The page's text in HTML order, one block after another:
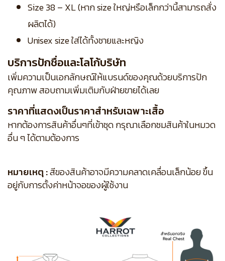
Size 38 – XL (หาก size ใหญ่หรือเล็กกว่านี้สามารถสั่ง
ผลิตได้)
Unisex size ใส่ได้ทั้งชายและหญิง
บริการปักชื่อและโลโก้บริษัท
เพิ่มความเป็นเอกลักษณ์ให้แบรนด์ของคุณด้วยบริการปัก
คุณภาพ สอบถามเพิ่มเติมกับฝ่ายขายได้เลย
ราคาที่แสดงเป็นราคาสำหรับเฉพาะเสื้อ
หากต้องการสินค้าอื่นๆที่เข้าชุด กรุณาเลือกชมสินค้าในหมวด
อื่น ๆ ได้ตามต้องการ
หมายเหตุ :สีของสินค้าอาจมีความคลาดเคลื่อนเล็กน้อย ขึ้น
อยู่กับการตั้งค่าหน้าจอของผู้ใช้งาน